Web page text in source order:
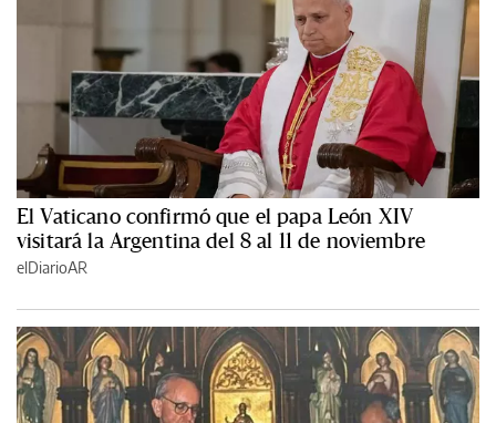
El Vaticano confirmó que el papa León XIV
visitará la Argentina del 8 al 11 de noviembre
elDiarioAR